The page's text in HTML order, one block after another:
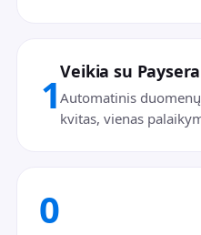
1Veikia su
Automatinis
kvitas, vienas
0